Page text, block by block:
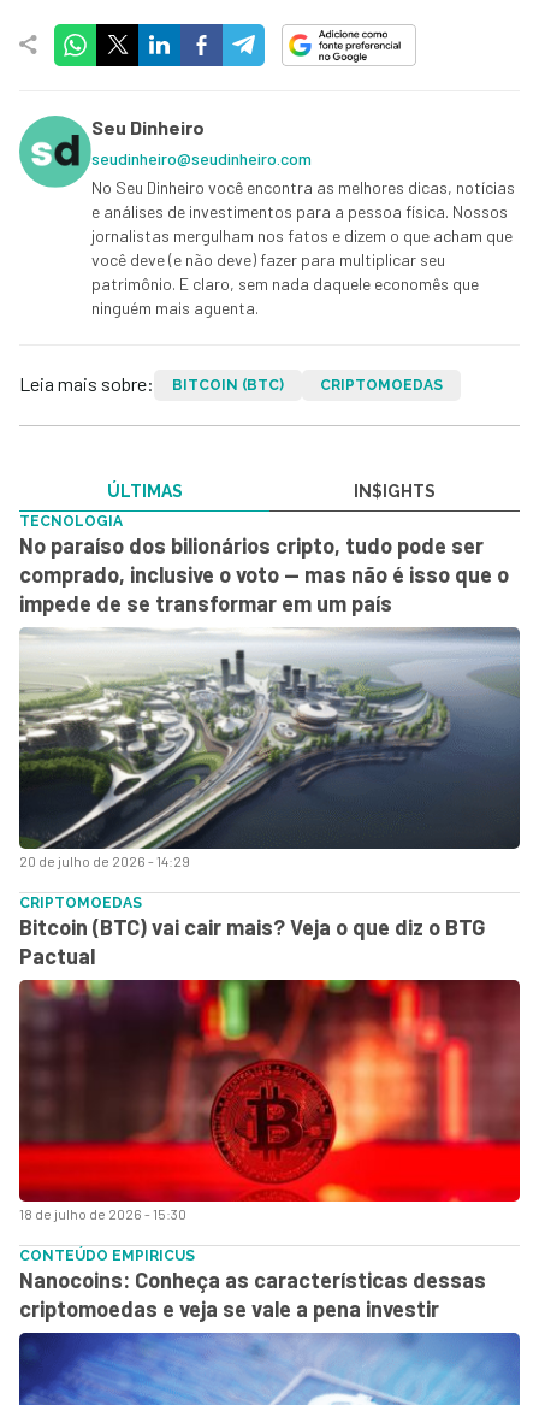
Seu Dinheiro
seudinheiro@seudinheiro.com
No Seu Dinheiro você encontra as melhores dicas, notícias
e análises de investimentos para a pessoa física. Nossos
jornalistas mergulham nos fatos e dizem o que acham que
você deve (e não deve) fazer para multiplicar seu
patrimônio. E claro, sem nada daquele economês que
ninguém mais aguenta.
Leia mais sobre: BITCOIN (BTC) CRIPTOMOEDAS
ÚLTIMAS IN$IGHTS
20 de julho de 2026 - 14:29
TECNOLOGIA
No paraíso dos bilionários cripto, tudo pode ser
comprado, inclusive o voto — mas não é isso que o
impede de se transformar em um país
18 de julho de 2026 - 15:30
CRIPTOMOEDAS
Bitcoin (BTC) vai cair mais? Veja o que diz o BTG
Pactual
CONTEÚDO EMPIRICUS
Nanocoins: Conheça as características dessas
criptomoedas e veja se vale a pena investir